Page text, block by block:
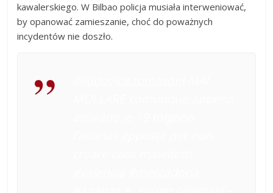
kawalerskiego. W Bilbao policja musiała interweniować,
by opanować zamieszanie, choć do poważnych
incydentów nie doszło.